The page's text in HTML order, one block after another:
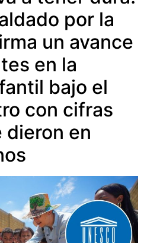
por la
un avance
en la
bajo el
con cifras
dieron en